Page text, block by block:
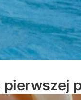
pierwszej